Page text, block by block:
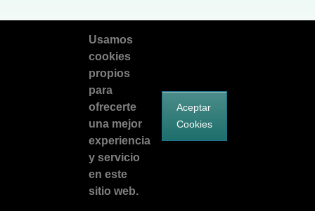
Todos los derechos reservados.
Usamos
cookies
propios
para
ofrecerte
una mejor
experiencia
y servicio
en este
sitio web.
Aceptar
Cookies